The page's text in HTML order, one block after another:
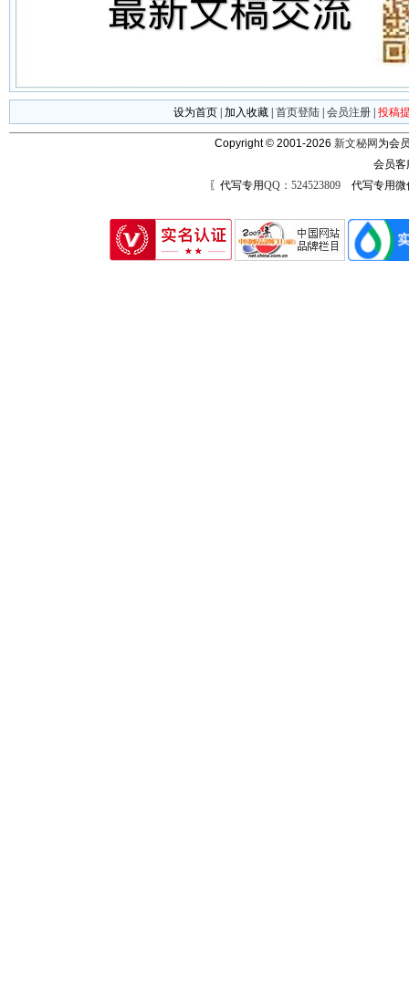
设为首页 加入收藏 首页登陆 会员注册 投稿
Copyright © 2001-2026 新文秘网 为会
会员
〖代写专用QQ：524523809代写专用微